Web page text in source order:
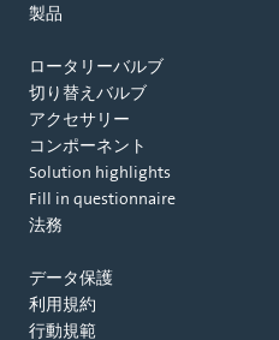
製品
ロータリーバルブ
切り替えバルブ
アクセサリー
コンポーネント
Solution highlights
Fill in questionnaire
法務
データ保護
利用規約
行動規範